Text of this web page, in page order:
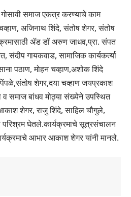
समाज एकत्र करण्याचे काम
अजिनाथ शिंदे, संतोष शेगर, संतोष
ॲड डॉ अरुण जाधव,प्रा. संपत
संदीप गायकवाड, सामाजिक कार्यकर्त्या
पठाण, मोहन चव्हाण,अशोक शिंदे
शेगर,दया चव्हाण जयप्रकाश
व समाज बांधव मोठ्या संख्येने उपस्थित
शेगर, राजु शिंदे, साहिल चौगुले,
परिश्रम घेतले.कार्यक्रमाचे सूत्रसंचालन
आभार आकाश शेगर यांनी मानले.